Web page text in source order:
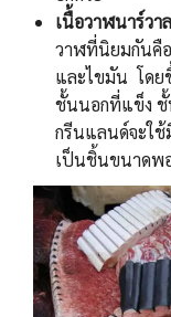
เนื้อวาฬนาร์วา
วาฬที่นิยมกันคื
และไขมัน โดย
ชั้นนอกที่แข็ง ชั้
กรีนแลนด์จะใช้
เป็นชิ้นขนาดพ